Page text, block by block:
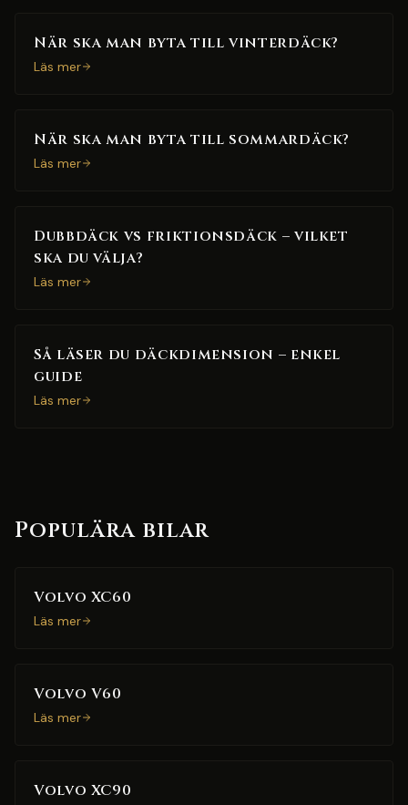
När ska man byta till vinterdäck?
Läs mer
När ska man byta till sommardäck?
Läs mer
Dubbdäck vs friktionsdäck – vilket
ska du välja?
Läs mer
Så läser du däckdimension – enkel
guide
Läs mer
Populära bilar
Volvo XC60
Läs mer
Volvo V60
Läs mer
Volvo XC90